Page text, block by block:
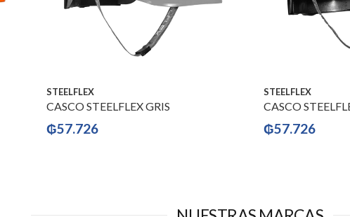
STEELFLEX
CASCO STEELFLEX GRIS
₲57.726
STEELFLEX
CASCO
₲57.726